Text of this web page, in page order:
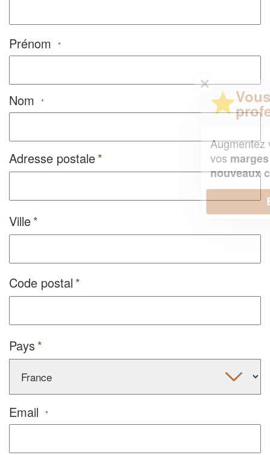
Prénom *
Nom *
Adresse postale
Ville
Code postal
Pays
Email *
✕
professionnel ?
Augmentez votrechiffre d'affaireset
vosmarges
tout en gagnant de
nouveaux clients!
En savoir plus